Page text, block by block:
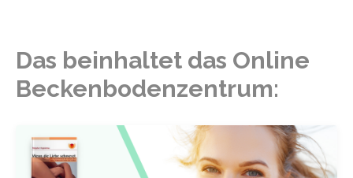
Das beinhaltet das Online
Beckenbodenzentrum: